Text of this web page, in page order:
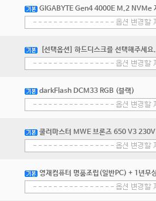
GIGABYTE Gen4 4000E M.2 NVMe
[선택옵션] 하드디스크를 선택해주세요.
darkFlash DCM33 RGB (블랙)
쿨러마스터 MWE 브론즈 650 V3
영재컴퓨터 명품조립(일반PC) + 1년무